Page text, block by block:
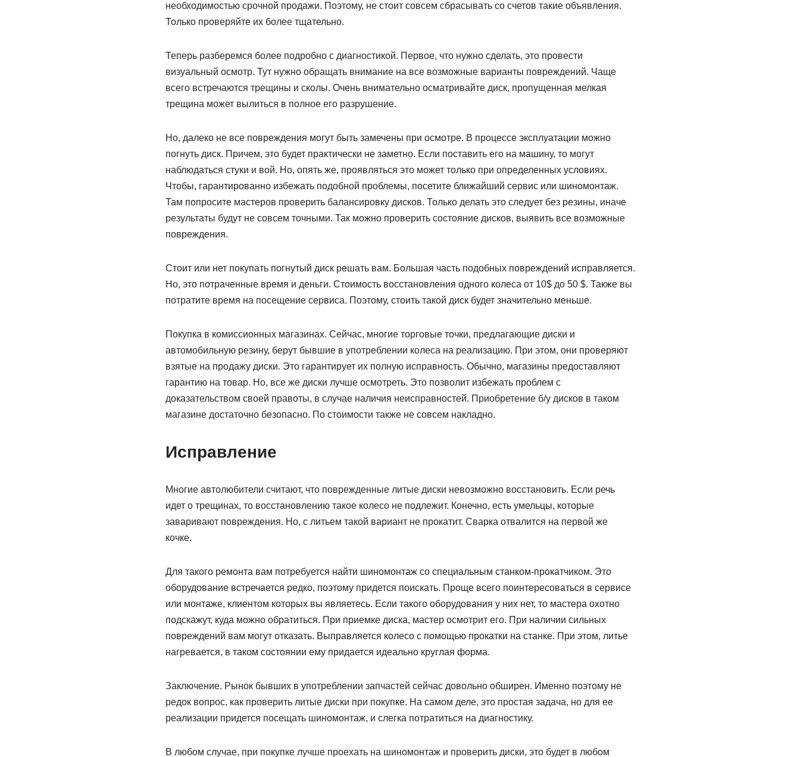
необходимостью срочной продажи. Поэтому, не стоит совсем сбрасывать со счетов такие объявления.
Только проверяйте их более тщательно.
Теперь разберемся более подробно с диагностикой. Первое, что нужно сделать, это провести
визуальный осмотр. Тут нужно обращать внимание на все возможные варианты повреждений. Чаще
всего встречаются трещины и сколы. Очень внимательно осматривайте диск, пропущенная мелкая
трещина может вылиться в полное его разрушение.
Но, далеко не все повреждения могут быть замечены при осмотре. В процессе эксплуатации можно
погнуть диск. Причем, это будет практически не заметно. Если поставить его на машину, то могут
наблюдаться стуки и вой. Но, опять же, проявляться это может только при определенных условиях.
Чтобы, гарантированно избежать подобной проблемы, посетите ближайший сервис или шиномонтаж.
Там попросите мастеров проверить балансировку дисков. Только делать это следует без резины, иначе
результаты будут не совсем точными. Так можно проверить состояние дисков, выявить все возможные
повреждения.
Стоит или нет покупать погнутый диск решать вам. Большая часть подобных повреждений исправляется.
Но, это потраченные время и деньги. Стоимость восстановления одного колеса от 10$ до 50 $. Также вы
потратите время на посещение сервиса. Поэтому, стоить такой диск будет значительно меньше.
Покупка в комиссионных магазинах. Сейчас, многие торговые точки, предлагающие диски и
автомобильную резину, берут бывшие в употреблении колеса на реализацию. При этом, они проверяют
взятые на продажу диски. Это гарантирует их полную исправность. Обычно, магазины предоставляют
гарантию на товар. Но, все же диски лучше осмотреть. Это позволит избежать проблем с
доказательством своей правоты, в случае наличия неисправностей. Приобретение б/у дисков в таком
магазине достаточно безопасно. По стоимости также не совсем накладно.
Исправление
Многие автолюбители считают, что поврежденные литые диски невозможно восстановить. Если речь
идет о трещинах, то восстановлению такое колесо не подлежит. Конечно, есть умельцы, которые
заваривают повреждения. Но, с литьем такой вариант не прокатит. Сварка отвалится на первой же
кочке.
Для такого ремонта вам потребуется найти шиномонтаж со специальным станком-прокатчиком. Это
оборудование встречается редко, поэтому придется поискать. Проще всего поинтересоваться в сервисе
или монтаже, клиентом которых вы являетесь. Если такого оборудования у них нет, то мастера охотно
подскажут, куда можно обратиться. При приемке диска, мастер осмотрит его. При наличии сильных
повреждений вам могут отказать. Выправляется колесо с помощью прокатки на станке. При этом, литье
нагревается, в таком состоянии ему придается идеально круглая форма.
Заключение. Рынок бывших в употреблении запчастей сейчас довольно обширен. Именно поэтому не
редок вопрос, как проверить литые диски при покупке. На самом деле, это простая задача, но для ее
реализации придется посещать шиномонтаж, и слегка потратиться на диагностику.
В любом случае, при покупке лучше проехать на шиномонтаж и проверить диски, это будет в любом